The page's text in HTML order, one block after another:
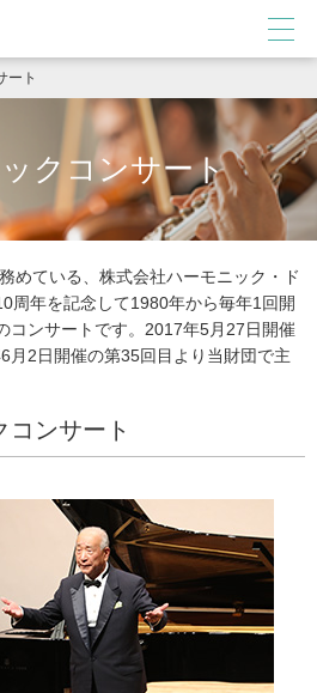
ート
クコンサート
めている、株式会社ハーモニック・ド
周年を記念して1980年から毎年1回開
コンサートです。2017年5月27日開催
月2日開催の第35回目より当財団で主
コンサート